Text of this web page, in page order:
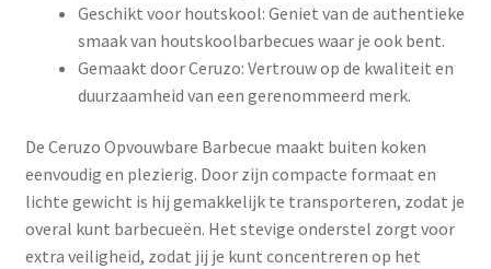
Geschikt voor houtskool: Geniet van de authentieke
smaak van houtskoolbarbecues waar je ook bent.
Gemaakt door Ceruzo: Vertrouw op de kwaliteit en
duurzaamheid van een gerenommeerd merk.
De Ceruzo Opvouwbare Barbecue maakt buiten koken
eenvoudig en plezierig. Door zijn compacte formaat en
lichte gewicht is hij gemakkelijk te transporteren, zodat je
overal kunt barbecueën. Het stevige onderstel zorgt voor
extra veiligheid, zodat jij je kunt concentreren op het